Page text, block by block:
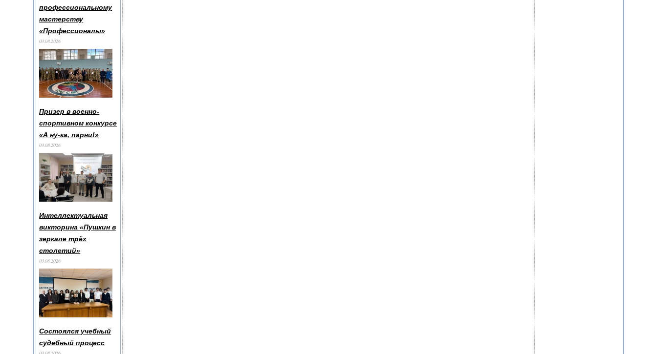
профессиональному
мастерству
«Профессионалы»
03.08.2026
Призер в военно-
спортивном конкурсе
«А ну-ка, парни!»
03.08.2026
Интеллектуальная
викторина «Пушкин в
зеркале трёх
столетий»
03.08.2026
Состоялся учебный
судебный процесс